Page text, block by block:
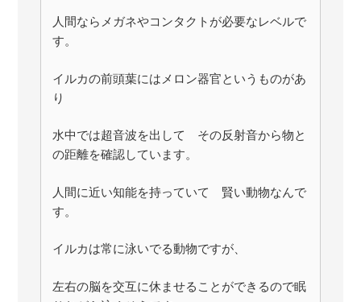
人間ならメガネやコンタクトが必要なレベルで
す。
イルカの前頭葉にはメロン器官というものがあ
り
水中では超音波を出して その反射音から物と
の距離を確認しています。
人間に近い知能を持っていて 賢い動物なんで
す。
イルカは常に泳いでる動物ですが、
左右の脳を交互に休ませることができるので眠